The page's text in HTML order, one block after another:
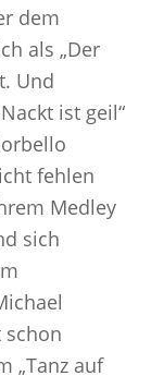
dem
als „Der
Und
ist geil“
fehlen
Medley
sich
schon
„Tanz auf